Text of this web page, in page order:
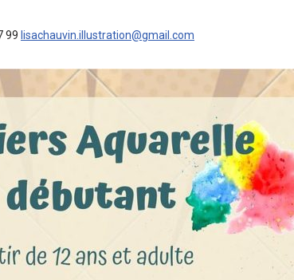
99 lisachauvin.illustration@gmail.com